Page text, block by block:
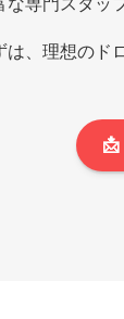
は、理想のド